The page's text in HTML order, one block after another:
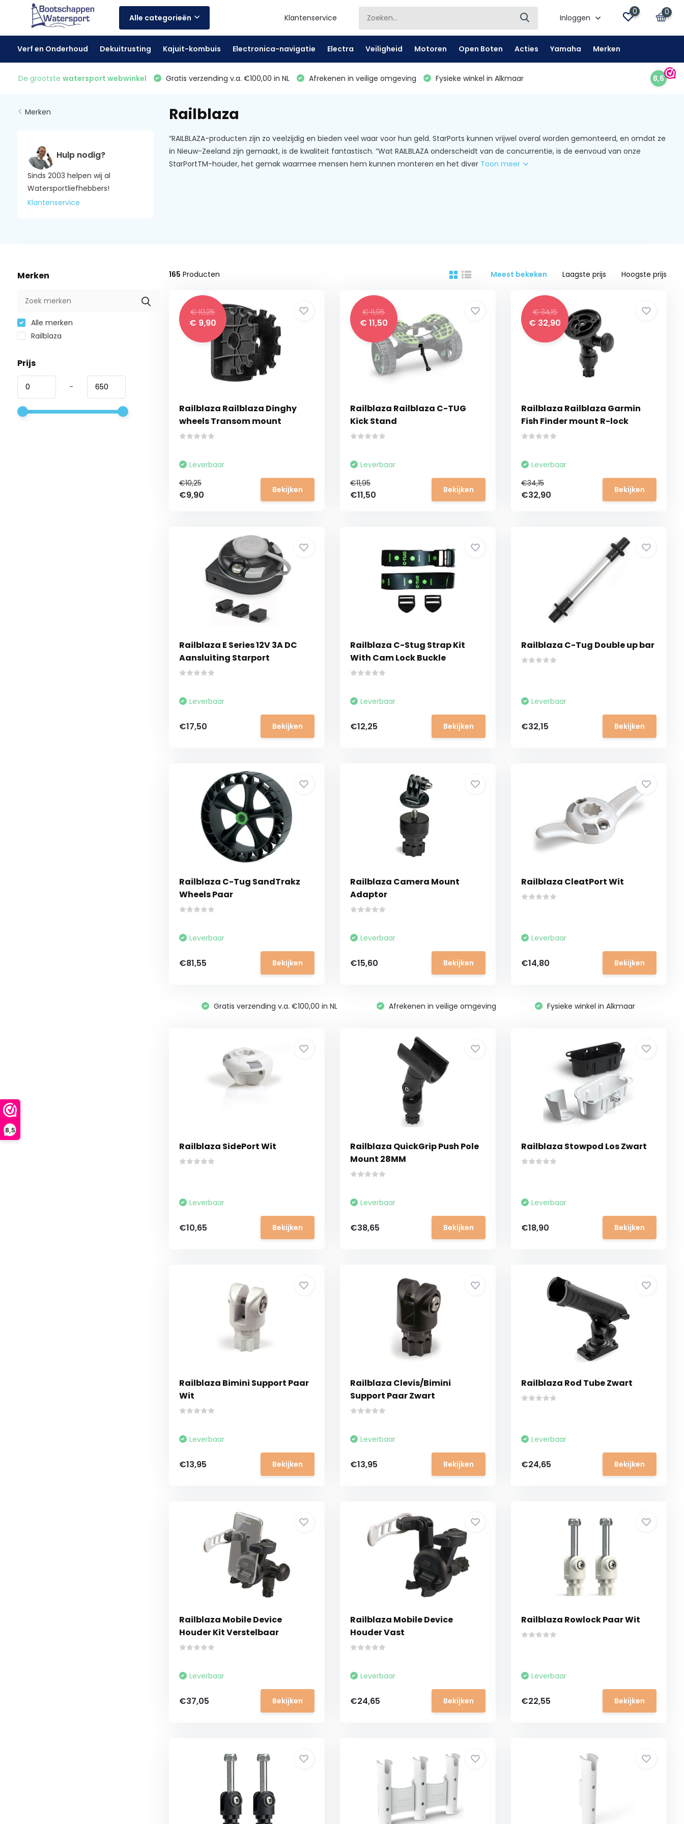
8,5
Alle categorieën Klantenservice Inloggen
0 0
Verf en Onderhoud Dekuitrusting Kajuit-kombuis Electronica-navigatie Electra Veiligheid Motoren Open Boten Acties Yamaha Merken
De grootste watersport webwinkel Gratis verzending v.a. €100,00 in NL Afrekenen in veilige omgeving Fysieke winkel in Alkmaar 8,6
Merken
Hulp nodig?
Sinds 2003 helpen wij al
Watersportliefhebbers!
Klantenservice
Railblaza
“RAILBLAZA-producten zijn zo veelzijdig en bieden veel waar voor hun geld. StarPorts kunnen vrijwel overal worden gemonteerd, en omdat ze
in Nieuw-Zeeland zijn gemaakt, is de kwaliteit fantastisch. ”Wat RAILBLAZA onderscheidt van de concurrentie, is de eenvoud van onze
StarPortTM-houder, het gemak waarmee mensen hem kunnen monteren en het diver Toon meer
Merken
Alle merken
Railblaza
Prijs
-
165 Producten Meest bekeken Laagste prijs Hoogste prijs
€ 10,25
€ 9,90
Railblaza Railblaza Dinghy
wheels Transom mount
Leverbaar
€10,25
€9,90 Bekijken
€ 11,95
€ 11,50
Railblaza Railblaza C-TUG
Kick Stand
Leverbaar
€11,95
€11,50 Bekijken
€ 34,15
€ 32,90
Railblaza Railblaza Garmin
Fish Finder mount R-lock
Leverbaar
€34,15
€32,90 Bekijken
Railblaza E Series 12V 3A DC
Aansluiting Starport
Leverbaar
€17,50 Bekijken
Railblaza C-Stug Strap Kit
With Cam Lock Buckle
Leverbaar
€12,25 Bekijken
Railblaza C-Tug Double up bar
Leverbaar
€32,15 Bekijken
Railblaza C-Tug SandTrakz
Wheels Paar
Leverbaar
€81,55 Bekijken
Railblaza Camera Mount
Adaptor
Leverbaar
€15,60 Bekijken
Railblaza CleatPort Wit
Leverbaar
€14,80 Bekijken
Gratis verzending v.a. €100,00 in NL Afrekenen in veilige omgeving Fysieke winkel in Alkmaar
Railblaza SidePort Wit
Leverbaar
€10,65 Bekijken
Railblaza QuickGrip Push Pole
Mount 28MM
Leverbaar
€38,65 Bekijken
Railblaza Stowpod Los Zwart
Leverbaar
€18,90 Bekijken
Railblaza Bimini Support Paar
Wit
Leverbaar
€13,95 Bekijken
Railblaza Clevis/Bimini
Support Paar Zwart
Leverbaar
€13,95 Bekijken
Railblaza Rod Tube Zwart
Leverbaar
€24,65 Bekijken
Railblaza Mobile Device
Houder Kit Verstelbaar
Leverbaar
€37,05 Bekijken
Railblaza Mobile Device
Houder Vast
Leverbaar
€24,65 Bekijken
Railblaza Rowlock Paar Wit
Leverbaar
€22,55 Bekijken